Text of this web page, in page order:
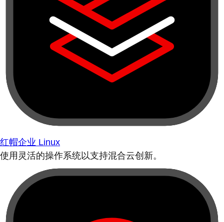
红帽企业 Linux
使用灵活的操作系统以支持混合云创新。